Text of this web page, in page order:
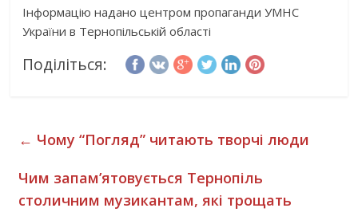
Інформацію надано центром пропаганди УМНС
України в Тернопільській області
Поділіться:
← Чому “Погляд” читають творчі люди
Чим запам’ятовується Тернопіль
столичним музикантам, які трощать